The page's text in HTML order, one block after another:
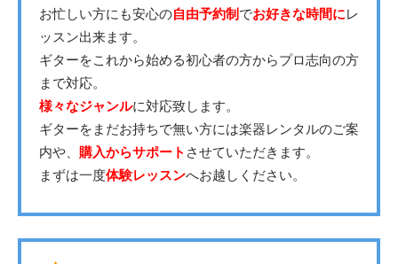
お忙しい方にも安心の自由予約制でお好きな時間にレ
ッスン出来ます。
ギターをこれから始める初心者の方からプロ志向の方
まで対応。
様々なジャンルに対応致します。
ギターをまだお持ちで無い方には楽器レンタルのご案
内や、 購入からサポート させていただきます。
まずは一度体験レッスンへお越しください。